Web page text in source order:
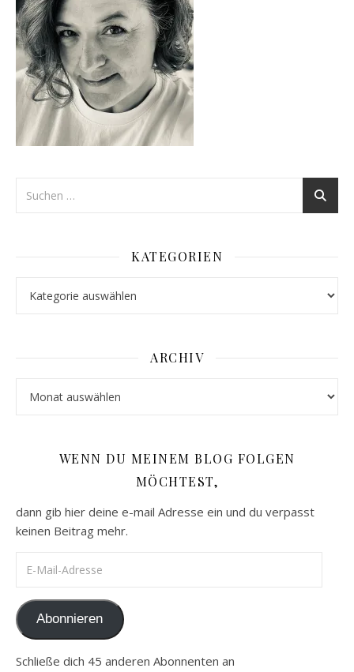
KATEGORIEN
ARCHIV
WENN DU MEINEM BLOG FOLGEN
MÖCHTEST,
dann gib hier deine e-mail Adresse ein und du verpasst
keinen Beitrag mehr.
Abonnieren
Schließe dich 45 anderen Abonnenten an